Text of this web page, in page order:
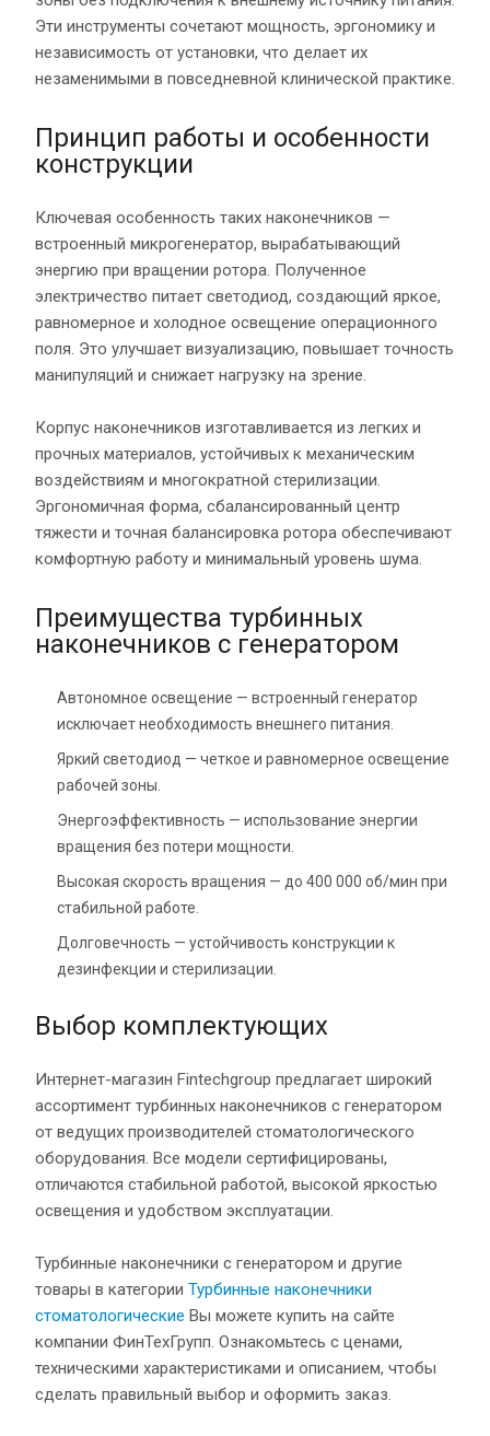
Эти инструменты сочетают мощность, эргономику и
независимость от установки, что делает их
незаменимыми в повседневной клинической практике.
Принцип работы и особенности
конструкции
Ключевая особенность таких наконечников —
встроенный микрогенератор, вырабатывающий
энергию при вращении ротора. Полученное
электричество питает светодиод, создающий яркое,
равномерное и холодное освещение операционного
поля. Это улучшает визуализацию, повышает точность
манипуляций и снижает нагрузку на зрение.
Корпус наконечников изготавливается из легких и
прочных материалов, устойчивых к механическим
воздействиям и многократной стерилизации.
Эргономичная форма, сбалансированный центр
тяжести и точная балансировка ротора обеспечивают
комфортную работу и минимальный уровень шума.
Преимущества турбинных
наконечников с генератором
Автономное освещение — встроенный генератор
исключает необходимость внешнего питания.
Яркий светодиод — четкое и равномерное освещение
рабочей зоны.
Энергоэффективность — использование энергии
вращения без потери мощности.
Высокая скорость вращения — до 400 000 об/мин при
стабильной работе.
Долговечность — устойчивость конструкции к
дезинфекции и стерилизации.
Выбор комплектующих
Интернет-магазин Fintechgroup предлагает широкий
ассортимент турбинных наконечников с генератором
от ведущих производителей стоматологического
оборудования. Все модели сертифицированы,
отличаются стабильной работой, высокой яркостью
освещения и удобством эксплуатации.
Турбинные наконечники с генератором и другие
товары в категории Турбинные наконечники
стоматологические Вы можете купить на сайте
компании ФинТехГрупп. Ознакомьтесь с ценами,
техническими характеристиками и описанием, чтобы
сделать правильный выбор и оформить заказ.